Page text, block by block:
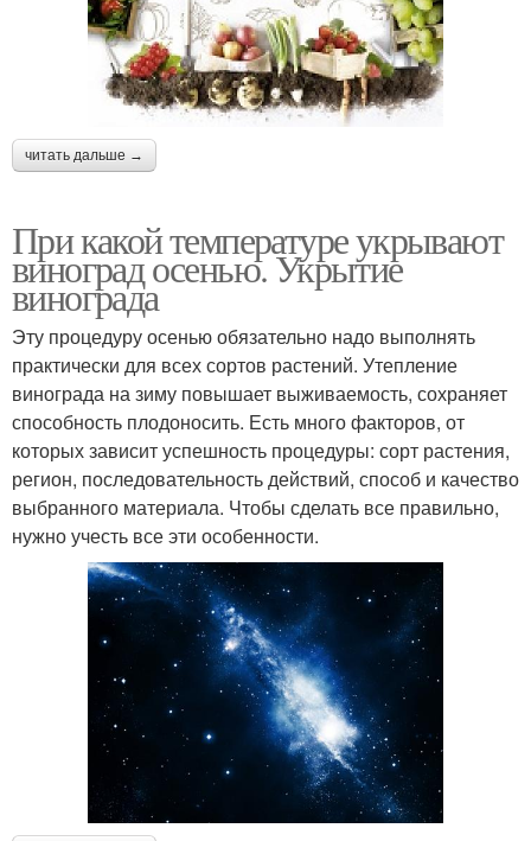
читать дальше →
При какой температуре укрывают
виноград осенью. Укрытие
винограда
Эту процедуру осенью обязательно надо выполнять
практически для всех сортов растений. Утепление
винограда на зиму повышает выживаемость, сохраняет
способность плодоносить. Есть много факторов, от
которых зависит успешность процедуры: сорт растения,
регион, последовательность действий, способ и качество
выбранного материала. Чтобы сделать все правильно,
нужно учесть все эти особенности.